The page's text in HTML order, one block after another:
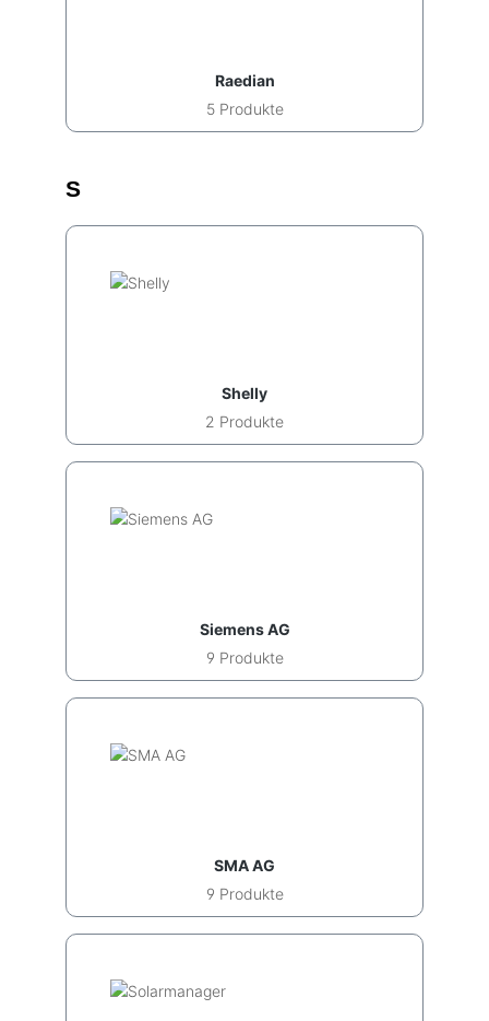
Raedian
5 Produkte
S
Shelly
2 Produkte
Siemens AG
9 Produkte
SMA AG
9 Produkte